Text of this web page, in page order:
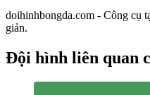
doihinhbongda.com - Công cụ
giản.
Đội hình liên quan